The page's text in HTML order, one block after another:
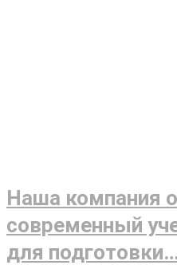
Наша компания
современный
для подготовки…